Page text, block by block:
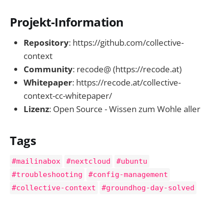
Projekt-Information
Repository: https://github.com/collective-
context
Community: recode@ (https://recode.at)
Whitepaper: https://recode.at/collective-
context-cc-whitepaper/
Lizenz: Open Source - Wissen zum Wohle aller
Tags
#mailinabox #nextcloud
#ubuntu
#troubleshooting
#config-management
#collective-context
#groundhog-day-solved